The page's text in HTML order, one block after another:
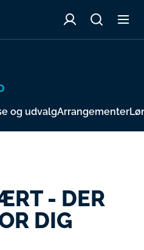
og udvalgArrangementer
- DER
DIG